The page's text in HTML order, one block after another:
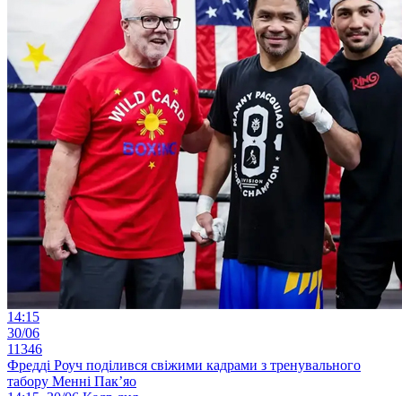
14:15
30/06
11346
Фредді Роуч поділився свіжими кадрами з тренувального
табору Менні Пак’яо